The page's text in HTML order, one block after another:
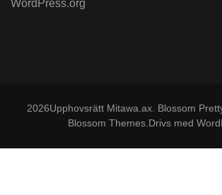
WordPress.org
2026Upphovsrätt Mitawa.ax. Blossom
Blossom Themes .Drivs med